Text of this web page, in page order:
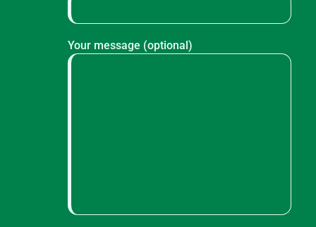
Your message (optional)